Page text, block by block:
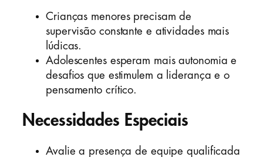
Crianças menores precisam de
supervisão constante e atividades mais
lúdicas.
Adolescentes esperam mais autonomia e
desafios que estimulem a liderança e o
pensamento crítico.
Necessidades Especiais
Avalie a presença de equipe qualificada